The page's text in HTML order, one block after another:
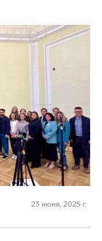
23 июня, 2025 г.